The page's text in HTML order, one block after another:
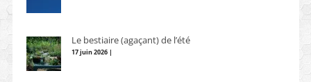
Le bestiaire (agaçant) de l’été
17 juin 2026 |